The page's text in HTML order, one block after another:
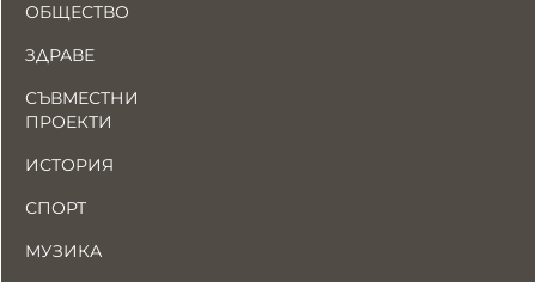
ОБЩЕСТВО
ЗДРАВЕ
СЪВМЕСТНИ
ПРОЕКТИ
ИСТОРИЯ
СПОРТ
МУЗИКА